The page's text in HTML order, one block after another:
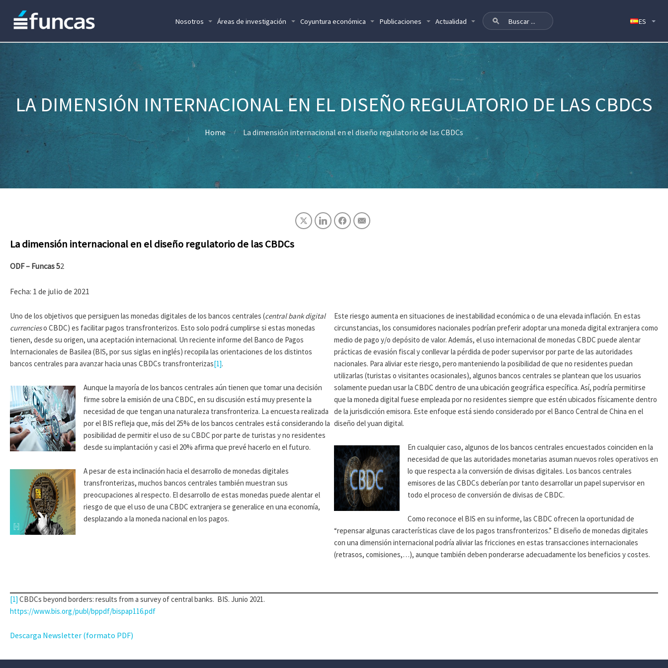
Nosotros Áreas de investigación Coyuntura económica Publicaciones Actualidad
LA DIMENSIÓN INTERNACIONAL EN EL DISEÑO REGULATORIO DE LAS CBDCS
Home La dimensión internacional en el diseño regulatorio de las CBDCs
La dimensión internacional en el diseño regulatorio de las CBDCs
ODF – Funcas 52
Fecha: 1 de julio de 2021
Uno de los objetivos que persiguen las monedas digitales de los bancos centrales (central bank digital
currencieso CBDC) es facilitar pagos transfronterizos. Esto solo podrá cumplirse si estas monedas
tienen, desde su origen, una aceptación internacional. Un reciente informe del Banco de Pagos
Internacionales de Basilea (BIS, por sus siglas en inglés) recopila las orientaciones de los distintos
bancos centrales para avanzar hacia unas CBDCs transfronterizas[1].
Aunque la mayoría de los bancos centrales aún tienen que tomar una decisión
firme sobre la emisión de una CBDC, en su discusión está muy presente la
necesidad de que tengan una naturaleza transfronteriza. La encuesta realizada
por el BIS refleja que, más del 25% de los bancos centrales está considerando la
posibilidad de permitir el uso de su CBDC por parte de turistas y no residentes
desde su implantación y casi el 20% afirma que prevé hacerlo en el futuro.
A pesar de esta inclinación hacia el desarrollo de monedas digitales
transfronterizas, muchos bancos centrales también muestran sus
preocupaciones al respecto. El desarrollo de estas monedas puede alentar el
riesgo de que el uso de una CBDC extranjera se generalice en una economía,
desplazando a la moneda nacional en los pagos.
Este riesgo aumenta en situaciones de inestabilidad económica o de una elevada inflación. En estas
circunstancias, los consumidores nacionales podrían preferir adoptar una moneda digital extranjera como
medio de pago y/o depósito de valor. Además, el uso internacional de monedas CBDC puede alentar
prácticas de evasión fiscal y conllevar la pérdida de poder supervisor por parte de las autoridades
nacionales. Para aliviar este riesgo, pero manteniendo la posibilidad de que no residentes puedan
utilizarlas (turistas o visitantes ocasionales), algunos bancos centrales se plantean que los usuarios
solamente puedan usar la CBDC dentro de una ubicación geográfica específica. Así, podría permitirse
que la moneda digital fuese empleada por no residentes siempre que estén ubicados físicamente dentro
de la jurisdicción emisora. Este enfoque está siendo considerado por el Banco Central de China en el
diseño del yuan digital.
En cualquier caso, algunos de los bancos centrales encuestados coinciden en la
necesidad de que las autoridades monetarias asuman nuevos roles operativos en
lo que respecta a la conversión de divisas digitales. Los bancos centrales
emisores de las CBDCs deberían por tanto desarrollar un papel supervisor en
todo el proceso de conversión de divisas de CBDC.
Como reconoce el BIS en su informe, las CBDC ofrecen la oportunidad de
“repensar algunas características clave de los pagos transfronterizos.” El diseño de monedas digitales
con una dimensión internacional podría aliviar las fricciones en estas transacciones internacionales
(retrasos, comisiones,…), aunque también deben ponderarse adecuadamente los beneficios y costes.
[1] CBDCs beyond borders: results from a survey of central banks. BIS. Junio 2021.
https://www.bis.org/publ/bppdf/bispap116.pdf
Descarga Newsletter (formato PDF)